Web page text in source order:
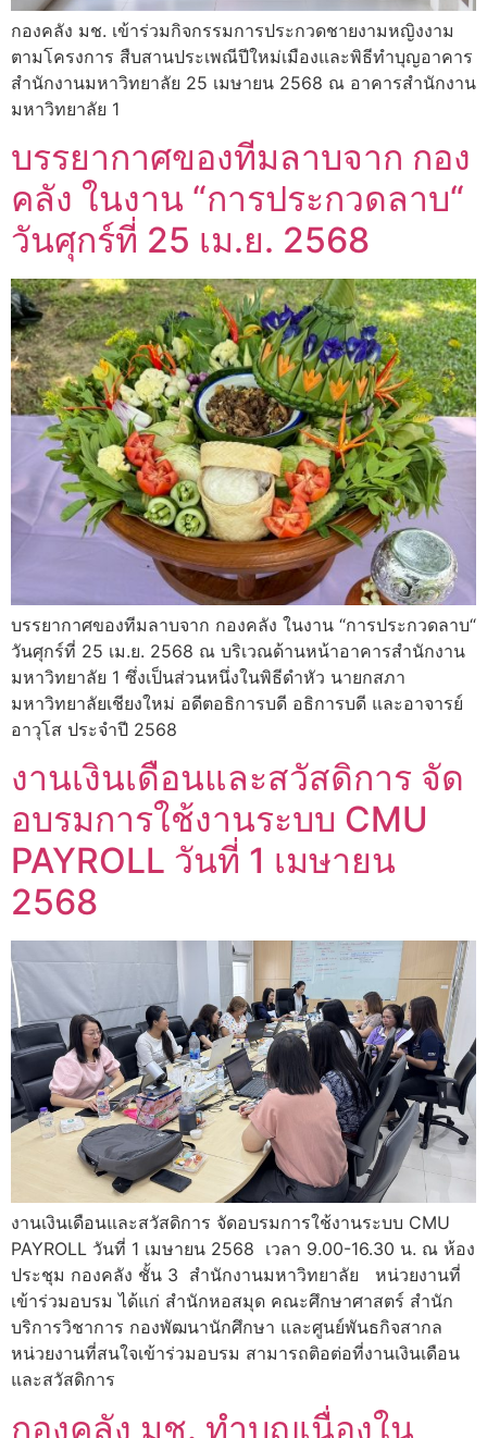
กองคลัง มช. เข้าร่วมกิจกรรมการประกวดชายงามหญิงงาม
ตามโครงการ สืบสานประเพณีปีใหม่เมืองและพิธีทำบุญอาคาร
สำนักงานมหาวิทยาลัย 25 เมษายน 2568 ณ อาคารสำนักงาน
มหาวิทยาลัย 1
บรรยากาศของทีมลาบจาก กอง
คลัง ในงาน “การประกวดลาบ“
วันศุกร์ที่ 25 เม.ย. 2568
บรรยากาศของทีมลาบจาก กองคลัง ในงาน “การประกวดลาบ“
วันศุกร์ที่ 25 เม.ย. 2568 ณ บริเวณด้านหน้าอาคารสำนักงาน
มหาวิทยาลัย 1 ซึ่งเป็นส่วนหนึ่งในพิธีดำหัว นายกสภา
มหาวิทยาลัยเชียงใหม่ อดีตอธิการบดี อธิการบดี และอาจารย์
อาวุโส ประจำปี 2568
งานเงินเดือนและสวัสดิการ จัด
อบรมการใช้งานระบบ CMU
PAYROLL วันที่ 1 เมษายน
2568
งานเงินเดือนและสวัสดิการ จัดอบรมการใช้งานระบบ CMU
PAYROLL วันที่ 1 เมษายน 2568 เวลา 9.00-16.30 น. ณ ห้อง
ประชุม กองคลัง ชั้น 3 สำนักงานมหาวิทยาลัย หน่วยงานที่
เข้าร่วมอบรม ได้แก่ สำนักหอสมุด คณะศึกษาศาสตร์ สำนัก
บริการวิชาการ กองพัฒนานักศึกษา และศูนย์พันธกิจสากล
หน่วยงานที่สนใจเข้าร่วมอบรม สามารถติอต่อที่งานเงินเดือน
และสวัสดิการ
กองคลัง มช. ทำบุญเนื่องใน